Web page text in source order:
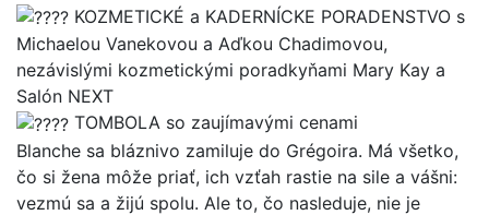
KOZMETICKÉ a KADERNÍCKE PORADENSTVO s
Michaelou Vanekovou a Aďkou Chadimovou,
nezávislými kozmetickými poradkyňami Mary Kay a
Salón NEXT
TOMBOLA so zaujímavými cenami
Blanche sa bláznivo zamiluje do Grégoira. Má všetko,
čo si žena môže priať, ich vzťah rastie na sile a vášni:
vezmú sa a žijú spolu. Ale to, čo nasleduje, nie je